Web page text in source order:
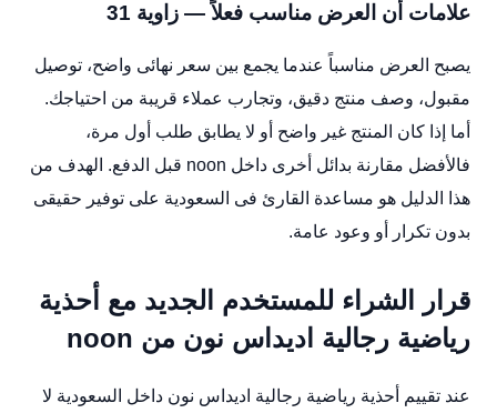
علامات أن العرض مناسب فعلاً — زاوية 31
يصبح العرض مناسباً عندما يجمع بين سعر نهائى واضح، توصيل
مقبول، وصف منتج دقيق، وتجارب عملاء قريبة من احتياجك.
أما إذا كان المنتج غير واضح أو لا يطابق طلب أول مرة،
فالأفضل مقارنة بدائل أخرى داخل noon قبل الدفع. الهدف من
هذا الدليل هو مساعدة القارئ فى السعودية على توفير حقيقى
بدون تكرار أو وعود عامة.
قرار الشراء للمستخدم الجديد مع أحذية
رياضية رجالية اديداس نون من noon
عند تقييم أحذية رياضية رجالية اديداس نون داخل السعودية لا